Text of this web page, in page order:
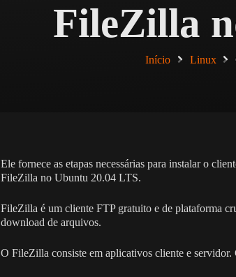
FileZilla
Início Linux
Ele fornece as etapas necessárias para instalar o
FileZilla no Ubuntu 20.04 LTS.
FileZilla é um cliente FTP gratuito e de plataforma
download de arquivos.
O FileZilla consiste em aplicativos cliente e